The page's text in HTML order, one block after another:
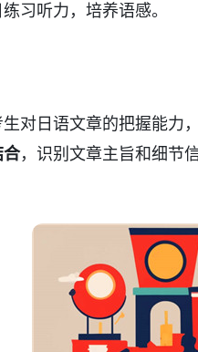
习听力，培养语感。
对日语文章的把握能力
合，识别文章主旨和细节